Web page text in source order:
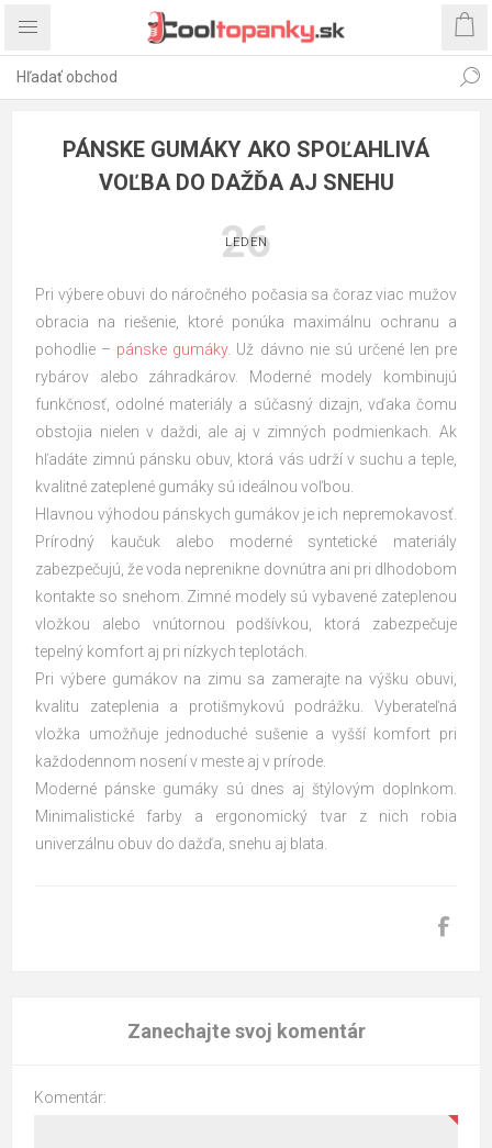
PÁNSKE GUMÁKY AKO SPOĽAHLIVÁ
VOĽBA DO DAŽĎA AJ SNEHU
26
LEDEN
Pri výbere obuvi do náročného počasia sa čoraz viac mužov
obracia na riešenie, ktoré ponúka maximálnu ochranu a
pohodlie – pánske gumáky. Už dávno nie sú určené len pre
rybárov alebo záhradkárov. Moderné modely kombinujú
funkčnosť, odolné materiály a súčasný dizajn, vďaka čomu
obstojia nielen v daždi, ale aj v zimných podmienkach. Ak
hľadáte zimnú pánsku obuv, ktorá vás udrží v suchu a teple,
kvalitné zateplené gumáky sú ideálnou voľbou.
Hlavnou výhodou pánskych gumákov je ich nepremokavosť.
Prírodný kaučuk alebo moderné syntetické materiály
zabezpečujú, že voda neprenikne dovnútra ani pri dlhodobom
kontakte so snehom. Zimné modely sú vybavené zateplenou
vložkou alebo vnútornou podšívkou, ktorá zabezpečuje
tepelný komfort aj pri nízkych teplotách.
Pri výbere gumákov na zimu sa zamerajte na výšku obuvi,
kvalitu zateplenia a protišmykovú podrážku. Vyberateľná
vložka umožňuje jednoduché sušenie a vyšší komfort pri
každodennom nosení v meste aj v prírode.
Moderné pánske gumáky sú dnes aj štýlovým doplnkom.
Minimalistické farby a ergonomický tvar z nich robia
univerzálnu obuv do dažďa, snehu aj blata.
Zanechajte svoj komentár
Komentár: